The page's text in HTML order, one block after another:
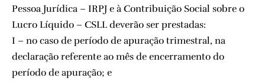
Pessoa Jurídica – IRPJ e à Contribuição Social sobre o
Lucro Líquido – CSLL deverão ser prestadas:
I – no caso de período de apuração trimestral, na
declaração referente ao mês de encerramento do
período de apuração; e